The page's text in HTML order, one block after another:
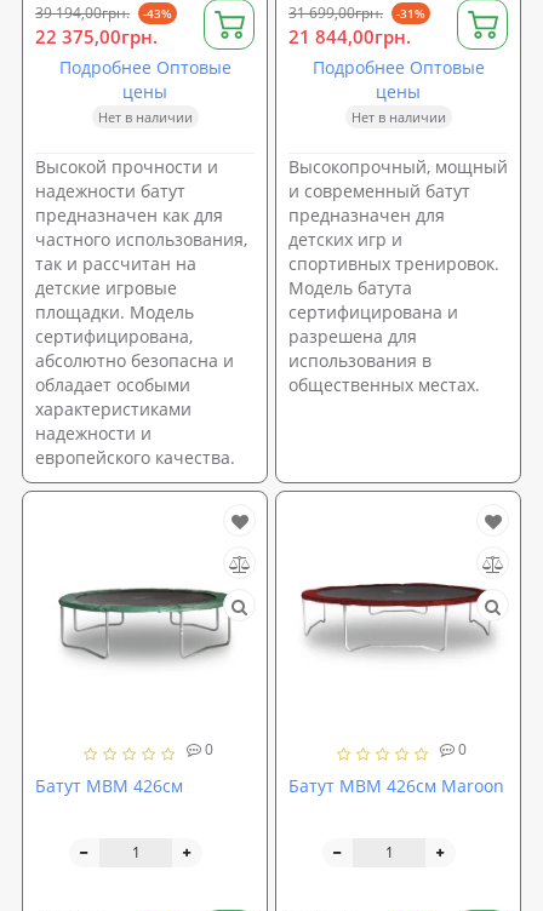
39 194,00грн. -43%
22 375,00грн.
Подробнее Оптовые
цены
Нет в наличии
Высокой прочности и
надежности батут
предназначен как для
частного использования,
так и рассчитан на
детские игровые
площадки. Модель
сертифицирована,
абсолютно безопасна и
обладает особыми
характеристиками
надежности и
европейского качества.
31 699,00грн. -31%
21 844,00грн.
Подробнее Оптовые
цены
Нет в наличии
Высокопрочный, мощный
и современный батут
предназначен для
детских игр и
спортивных тренировок.
Модель батута
сертифицирована и
разрешена для
использования в
общественных местах.
0
Батут MBM 426см
0
Батут MBM 426см Maroon